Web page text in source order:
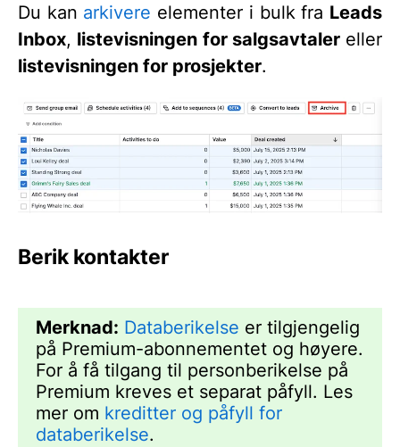
Du kan arkivere elementer i bulk fra Leads
Inbox, listevisningen for salgsavtalereller
listevisningen for prosjekter.
Berik kontakter
Merknad: Databerikelse er tilgjengelig
på Premium-abonnementet og høyere.
For å få tilgang til personberikelse på
Premium kreves et separat påfyll. Les
mer om kreditter og påfyll for
databerikelse.